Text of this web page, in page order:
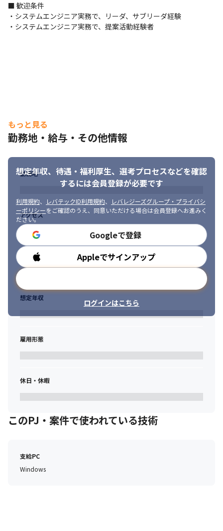
■ 歓迎条件
・システムエンジニア実務で、リーダ、サブリーダ経験
・システムエンジニア実務で、提案活動経験者
もっと見る
勤務地・給与・その他情報
想定年収、待遇・福利厚生、 選考プロセスなどを確認
するには会員登録が必要です
利用規約、 レバテックID利用規約、
レバレジーズグループ・プライバシ
ーポリシーをご確認のうえ、同意いただける場合は会員登録へお進みく
ださい。
Googleで登録
Appleでサインアップ
ログインはこちら
勤務地
アクセス
勤務時間
想定年収
雇用形態
休日・休暇
このPJ・案件で使われている技術
支給PC
Windows